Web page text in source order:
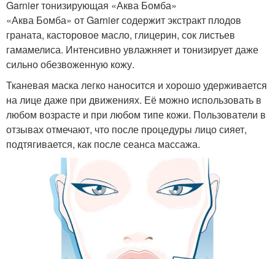
Garnier тонизирующая «Аква Бомба»
«Аква Бомба» от Garnier содержит экстракт плодов
граната, касторовое масло, глицерин, сок листьев
гамамелиса. Интенсивно увлажняет и тонизирует даже
сильно обезвоженную кожу.
Тканевая маска легко наносится и хорошо удерживается
на лице даже при движениях. Её можно использовать в
любом возрасте и при любом типе кожи. Пользователи в
отзывах отмечают, что после процедуры лицо сияет,
подтягивается, как после сеанса массажа.